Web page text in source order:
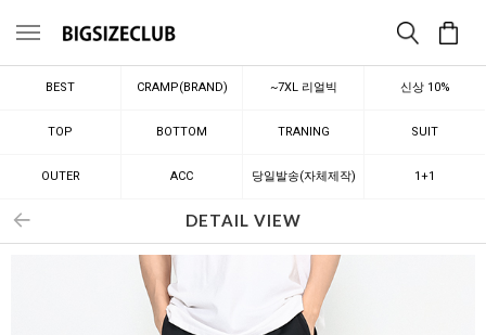
메뉴
BEST CRAMP(BRAND) ~7XL 리얼빅 신상 10%
TOP BOTTOM TRANING SUIT
OUTER ACC 당일발송(자체제작) 1+1
DETAIL VIEW